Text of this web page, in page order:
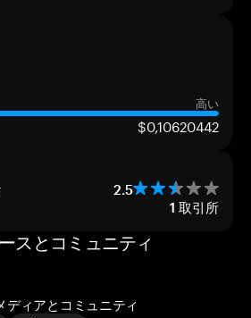
高い
$0,10620442
2.5
1 取引所
スとコミュニティ
ィアとコミュニティ